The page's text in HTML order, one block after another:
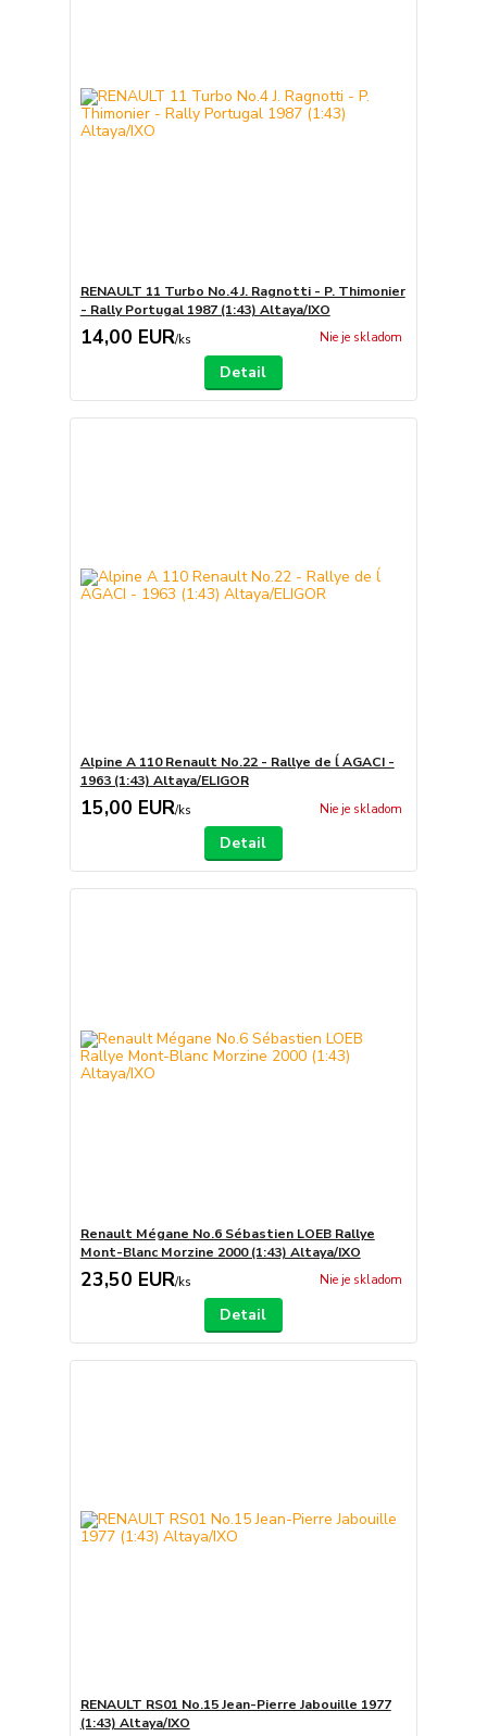
RENAULT 11 Turbo No.4 J. Ragnotti - P. Thimonier
- Rally Portugal 1987 (1:43) Altaya/IXO
14,00 EUR/ks Nie je skladom
Detail
Alpine A 110 Renault No.22 - Rallye de ĺ AGACI -
1963 (1:43) Altaya/ELIGOR
15,00 EUR/ks Nie je skladom
Detail
Renault Mégane No.6 Sébastien LOEB Rallye
Mont-Blanc Morzine 2000 (1:43) Altaya/IXO
23,50 EUR/ks Nie je skladom
Detail
RENAULT RS01 No.15 Jean-Pierre Jabouille 1977
(1:43) Altaya/IXO